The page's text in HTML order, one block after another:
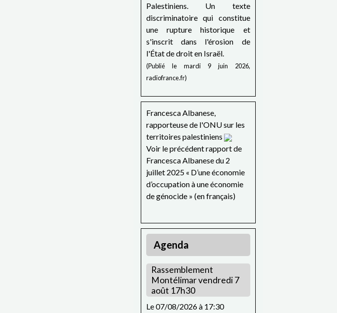
Palestiniens. Un texte
discriminatoire qui constitue
une rupture historique et
s'inscrit dans l'érosion de
l'État de droit en Israël.
(Publié le mardi 9 juin 2026,
radiofrance.fr)
Francesca Albanese,
rapporteuse de l'ONU sur les
territoires palestiniens
Voir le précédent rapport de
Francesca Albanese du 2
juillet 2025 « D’une économie
d’occupation à une économie
de génocide » (en français)
Agenda
Rassemblement
Montélimar vendredi 7
août 17h30
Le 07/08/2026à 17:30